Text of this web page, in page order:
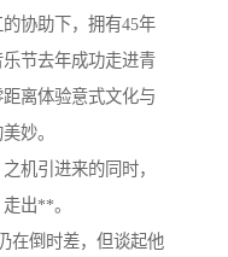
协助下，拥有45年
节去年成功走进青
离体验意式文化与
妙。
机引进来的同时，
出**。
在倒时差，但谈起他